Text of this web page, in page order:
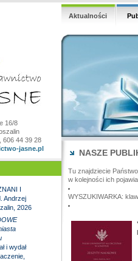
16/8
606 44 39 28
jasne.pl
I
Andrzej
2026
i wydał
Aktualności
NASZE
Tu znajdziecie
w kolejności ich
WYSZUKIWARKA: